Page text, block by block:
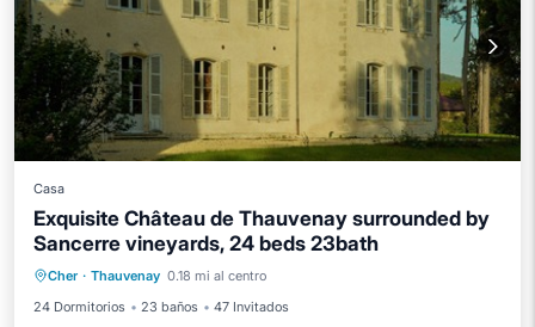
Casa
Exquisite Château de Thauvenay surrounded by
Sancerre vineyards, 24 beds 23bath
Cher · Thauvenay 0.18 mi al centro
24 Dormitorios
23 baños 47 Invitados
Piscina privada
Bañera de hidromasaje
Aparcamiento
Piscina